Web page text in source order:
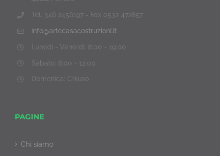
Tel. 346 2456197 - Fax 0532 472857
info@artecasacostruzioni.it
Lunedì - Venerdì: 8:00 - 19:00
Sabato: 8:00 - 12:00
Domenica: Chiuso
PAGINE
Chi siamo